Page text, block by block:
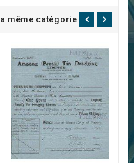
même catégorie :